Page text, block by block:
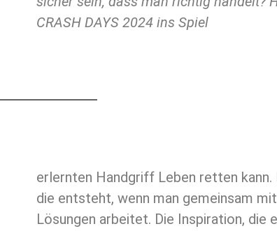
CRASH DAYS 2024 ins Spiel
erlernten Handgriff Leben retten kann.
die entsteht, wenn man gemeinsam
Lösungen arbeitet. Die Inspiration, die